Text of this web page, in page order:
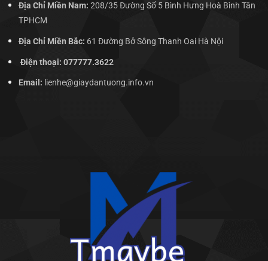
Địa Chỉ Miền Nam: 208/35 Đường Số 5 Bình Hưng Hoà Bình Tân
TPHCM
Địa Chỉ Miền Bắc: 61 Đường Bở Sông Thanh Oai Hà Nội
Điện thoại: 077777.3622
Email: lienhe@giaydantuong.info.vn